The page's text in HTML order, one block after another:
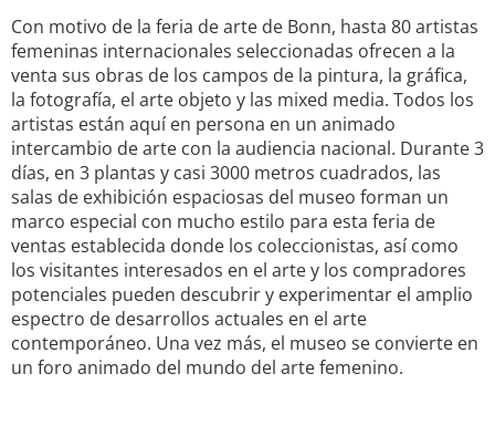
Con motivo de la feria de arte de Bonn, hasta 80 artistas
femeninas internacionales seleccionadas ofrecen a la
venta sus obras de los campos de la pintura, la gráfica,
la fotografía, el arte objeto y las mixed media. Todos los
artistas están aquí en persona en un animado
intercambio de arte con la audiencia nacional. Durante 3
días, en 3 plantas y casi 3000 metros cuadrados, las
salas de exhibición espaciosas del museo forman un
marco especial con mucho estilo para esta feria de
ventas establecida donde los coleccionistas, así como
los visitantes interesados en el arte y los compradores
potenciales pueden descubrir y experimentar el amplio
espectro de desarrollos actuales en el arte
contemporáneo. Una vez más, el museo se convierte en
un foro animado del mundo del arte femenino.